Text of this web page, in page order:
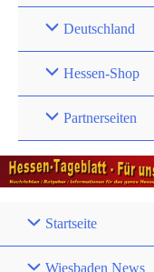
Deutschland
Hessen-Shop
Partnerseiten
Startseite
Wiesbaden News